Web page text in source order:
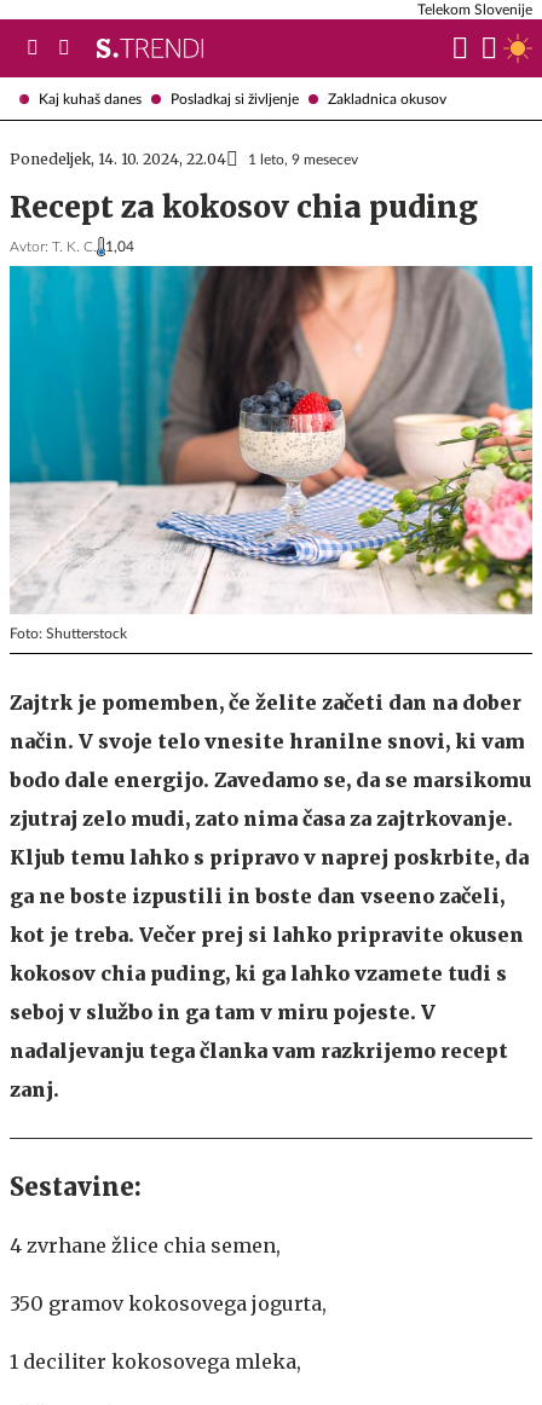
Kaj kuhaš danes Posladkaj si življenje Zakladnica okusov
Telekom Slovenije
Ponedeljek, 14. 10. 2024, 22.04 1 leto, 9 mesecev
Recept za kokosov chia puding
Avtor: T. K. C. 1,04
Foto: Shutterstock
Zajtrk je pomemben, če želite začeti dan na dober
način. V svoje telo vnesite hranilne snovi, ki vam
bodo dale energijo. Zavedamo se, da se marsikomu
zjutraj zelo mudi, zato nima časa za zajtrkovanje.
Kljub temu lahko s pripravo v naprej poskrbite, da
ga ne boste izpustili in boste dan vseeno začeli,
kot je treba. Večer prej si lahko pripravite okusen
kokosov chia puding, ki ga lahko vzamete tudi s
seboj v službo in ga tam v miru pojeste. V
nadaljevanju tega članka vam razkrijemo recept
zanj.
Sestavine:
4 zvrhane žlice chia semen,
350 gramov kokosovega jogurta,
1 deciliter kokosovega mleka,